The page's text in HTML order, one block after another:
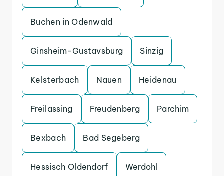
Buchen in Odenwald
Ginsheim-Gustavsburg Sinzig
Kelsterbach Nauen Heidenau
Freilassing Freudenberg Parchim
Bexbach Bad Segeberg
Hessisch Oldendorf Werdohl